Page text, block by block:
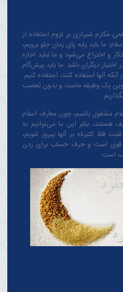
مکارم شیرازی بر لزوم استفاده از
ما باید پابه پای زمان جلو برویم،
و اختراع می‌شود و ما نباید اجازه
دیگران باشد. ما باید پیش‌گام
آنها استفاده کنند، استفاده کنیم.
نوین یک وظیفه ماست و بدون تعصب
مشغول باشیم، چون معارف اسلام
بنابر این ما می‌توانیم به
فئة کثیرة» بر آنها پیروز شویم،
قوی است و حرف حساب برای زدن
است.